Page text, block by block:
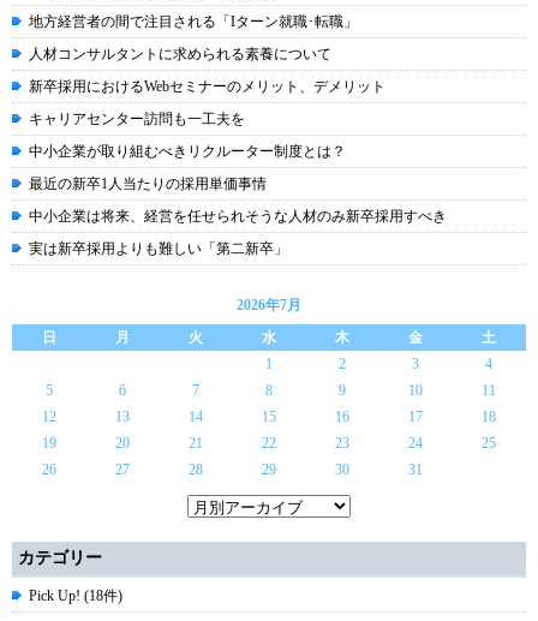
地方経営者の間で注目される「Iターン就職･転職」
人材コンサルタントに求められる素養について
新卒採用におけるWebセミナーのメリット、デメリット
キャリアセンター訪問も一工夫を
中小企業が取り組むべきリクルーター制度とは？
最近の新卒1人当たりの採用単価事情
中小企業は将来、経営を任せられそうな人材のみ新卒採用すべき
実は新卒採用よりも難しい「第二新卒」
2026年7月
日
月 火 水 木 金
土
1
2 3
4
5
6 7 8 9 10
11
12
13 14 15 16 17
18
19
20 21 22 23 24
25
26
27 28 29 30 31
カテゴリー
Pick Up! (18件)